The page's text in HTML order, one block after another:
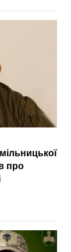
про